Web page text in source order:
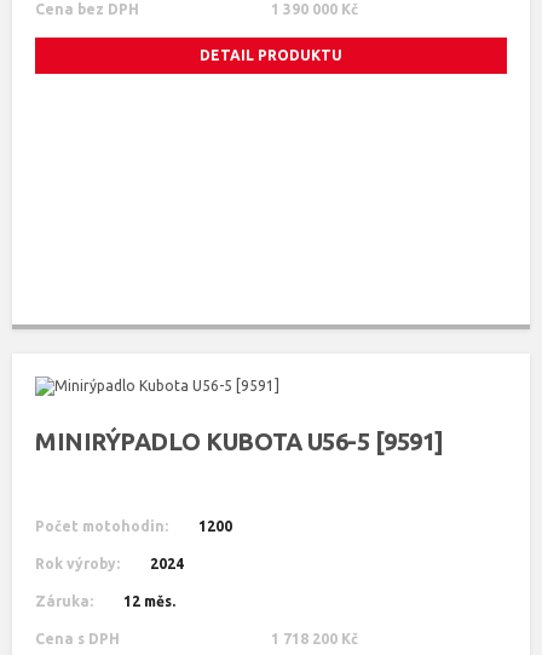
Cena bez DPH 1 390 000 Kč
DETAIL PRODUKTU
MINIRÝPADLO KUBOTA U56-5 [9591]
Počet motohodin: 1200
Rok výroby: 2024
Záruka: 12 měs.
Cena s DPH 1 718 200 Kč